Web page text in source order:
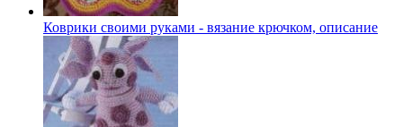
Коврики своими руками - вязание крючком, описание